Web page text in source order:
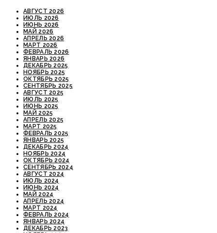
АВГУСТ 2026
ИЮЛЬ 2026
ИЮНЬ 2026
МАЙ 2026
АПРЕЛЬ 2026
МАРТ 2026
ФЕВРАЛЬ 2026
ЯНВАРЬ 2026
ДЕКАБРЬ 2025
НОЯБРЬ 2025
ОКТЯБРЬ 2025
СЕНТЯБРЬ 2025
АВГУСТ 2025
ИЮЛЬ 2025
ИЮНЬ 2025
МАЙ 2025
АПРЕЛЬ 2025
МАРТ 2025
ФЕВРАЛЬ 2025
ЯНВАРЬ 2025
ДЕКАБРЬ 2024
НОЯБРЬ 2024
ОКТЯБРЬ 2024
СЕНТЯБРЬ 2024
АВГУСТ 2024
ИЮЛЬ 2024
ИЮНЬ 2024
МАЙ 2024
АПРЕЛЬ 2024
МАРТ 2024
ФЕВРАЛЬ 2024
ЯНВАРЬ 2024
ДЕКАБРЬ 2023